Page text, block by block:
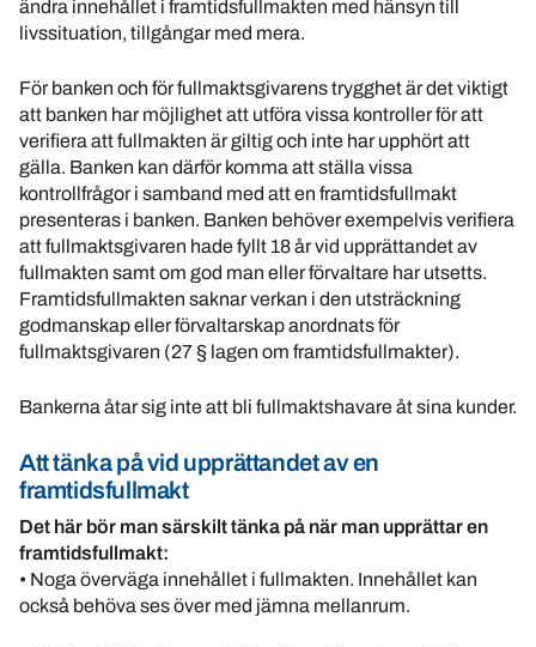
ändra innehållet i framtidsfullmakten med hänsyn till
livssituation, tillgångar med mera.
För banken och för fullmaktsgivarens trygghet är det viktigt
att banken har möjlighet att utföra vissa kontroller för att
verifiera att fullmakten är giltig och inte har upphört att
gälla. Banken kan därför komma att ställa vissa
kontrollfrågor i samband med att en framtidsfullmakt
presenteras i banken. Banken behöver exempelvis verifiera
att fullmaktsgivaren hade fyllt 18 år vid upprättandet av
fullmakten samt om god man eller förvaltare har utsetts.
Framtidsfullmakten saknar verkan i den utsträckning
godmanskap eller förvaltarskap anordnats för
fullmaktsgivaren (27 § lagen om framtidsfullmakter).
Bankerna åtar sig inte att bli fullmaktshavare åt sina kunder.
Att tänka på vid upprättandet av en
framtidsfullmakt
Det här bör man särskilt tänka på när man upprättar en
framtidsfullmakt:
• Noga överväga innehållet i fullmakten. Innehållet kan
också behöva ses över med jämna mellanrum.